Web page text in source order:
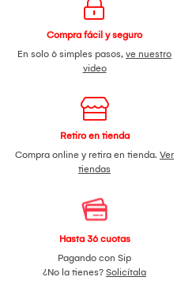
Compra fácil y seguro
En solo 6 simples pasos, ve nuestro
video
Retiro en tienda
Compra online y retira en tienda. Ver
tiendas
Hasta 36 cuotas
Pagando con Sip
¿No la tienes? Solicítala